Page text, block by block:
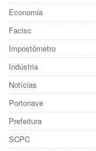
Economia
Facisc
Impostômetro
Indústria
Notícias
Portonave
Prefeitura
SCPC